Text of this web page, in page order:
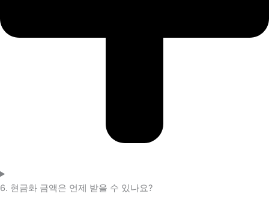
6. 현금화 금액은 언제 받을 수 있나요?